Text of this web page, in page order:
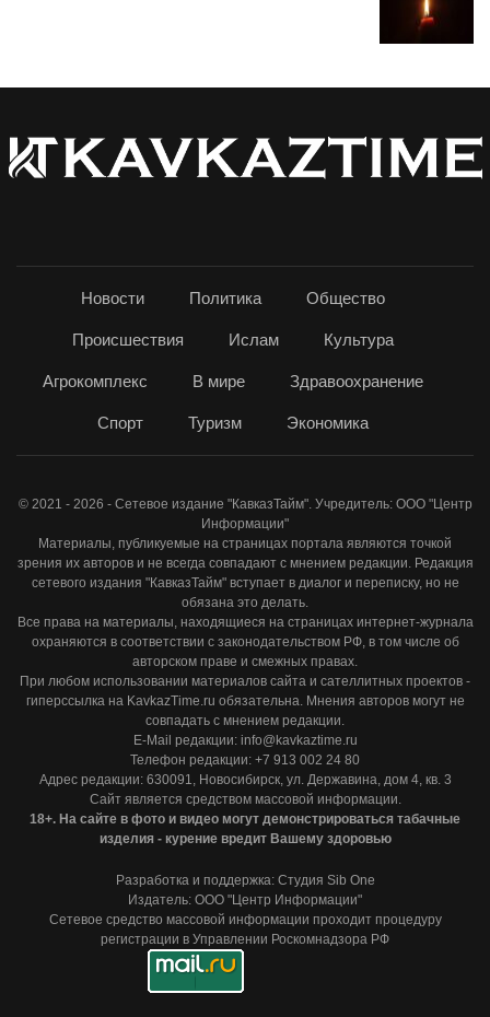
Новости Политика Общество
Происшествия Ислам Культура
Агрокомплекс В мире Здравоохранение
Спорт Туризм Экономика
© 2021 - 2026 - Сетевое издание "КавказТайм". Учредитель: ООО "Центр
Информации"
Материалы, публикуемые на страницах портала являются точкой
зрения их авторов и не всегда совпадают с мнением редакции. Редакция
сетевого издания "КавказТайм" вступает в диалог и переписку, но не
обязана это делать.
Все права на материалы, находящиеся на страницах интернет-журнала
охраняются в соответствии с законодательством РФ, в том числе об
авторском праве и смежных правах.
При любом использовании материалов сайта и сателлитных проектов -
гиперссылка на KavkazTime.ru обязательна. Мнения авторов могут не
совпадать с мнением редакции.
E-Mail редакции: info@kavkaztime.ru
Телефон редакции: +7 913 002 24 80
Адрес редакции: 630091, Новосибирск, ул. Державина, дом 4, кв. 3
Сайт является средством массовой информации.
18+. На сайте в фото и видео могут демонстрироваться табачные
изделия - курение вредит Вашему здоровью
Разработка и поддержка: Студия Sib One
Издатель: ООО "Центр Информации"
Сетевое средство массовой информации проходит процедуру
регистрации в Управлении Роскомнадзора РФ